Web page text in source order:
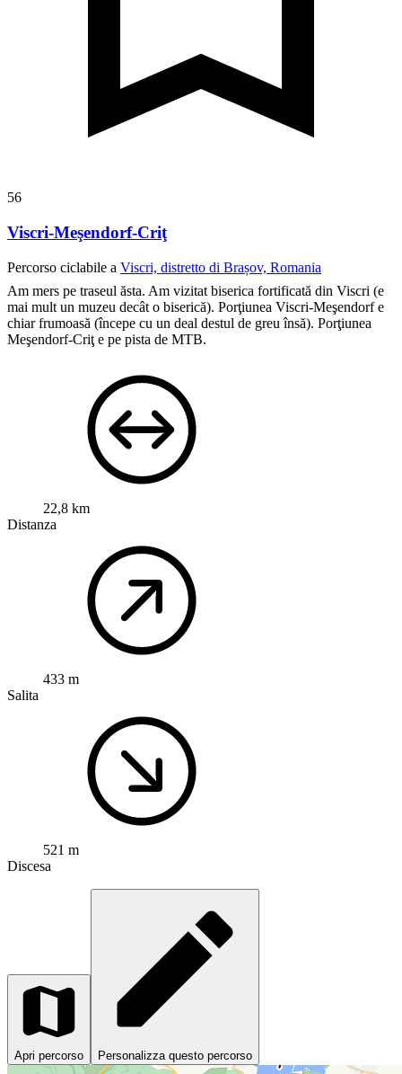
56
Viscri-Meşendorf-Criţ
Percorso ciclabile a Viscri, distretto di Brașov, Romania
Am mers pe traseul ăsta. Am vizitat biserica fortificată din Viscri (e
mai mult un muzeu decât o biserică). Porţiunea Viscri-Meşendorf e
chiar frumoasă (începe cu un deal destul de greu însă). Porţiunea
Meşendorf-Criţ e pe pista de MTB.
22,8 km
Distanza
433 m
Salita
521 m
Discesa
Apri percorso Personalizza questo percorso